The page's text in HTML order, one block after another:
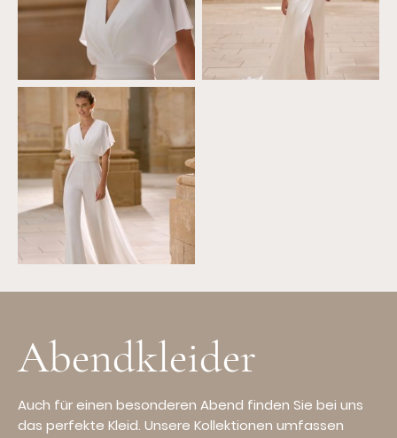
Abendkleider
Auch für einen besonderen Abend finden Sie bei uns
das perfekte Kleid. Unsere Kollektionen umfassen